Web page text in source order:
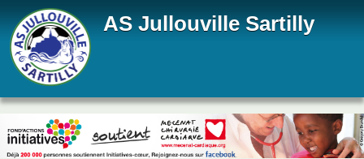
AS Jullouville Sartilly
Panneau de gestion des cookies